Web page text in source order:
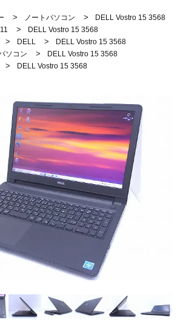
> ノートパソコン >
DELL Vostro 15 3568
>
DELL Vostro 15 3568
> DELL >
DELL Vostro 15 3568
ソコン >
DELL Vostro 15 3568
> DELL Vostro 15 3568